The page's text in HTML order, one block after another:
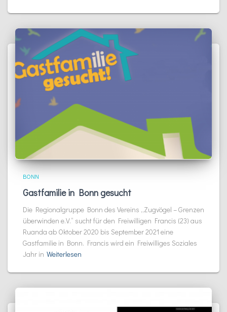
BONN
Gastfamilie in Bonn gesucht
Die Regionalgruppe Bonn des Vereins „Zugvögel – Grenzen
überwinden e.V.“ sucht für den Freiwilligen Francis (23) aus
Ruanda ab Oktober 2020 bis September 2021 eine
Gastfamilie in Bonn. Francis wird ein Freiwilliges Soziales
Jahr in Weiterlesen